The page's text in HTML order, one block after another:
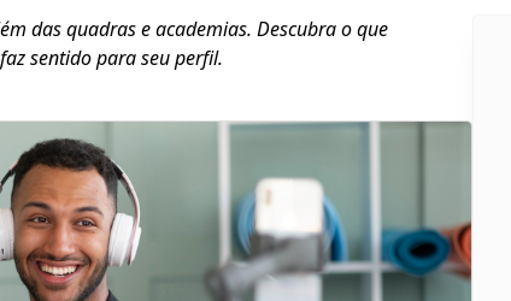
das quadras e academias. Descubra o que
sentido para seu perfil.